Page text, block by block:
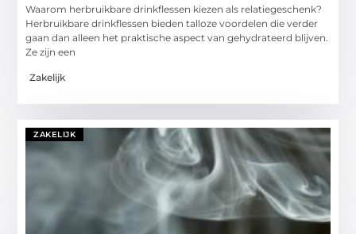
Waarom herbruikbare drinkflessen kiezen als relatiegeschenk?
Herbruikbare drinkflessen bieden talloze voordelen die verder
gaan dan alleen het praktische aspect van gehydrateerd blijven.
Ze zijn een
Zakelijk
ZAKELIJK